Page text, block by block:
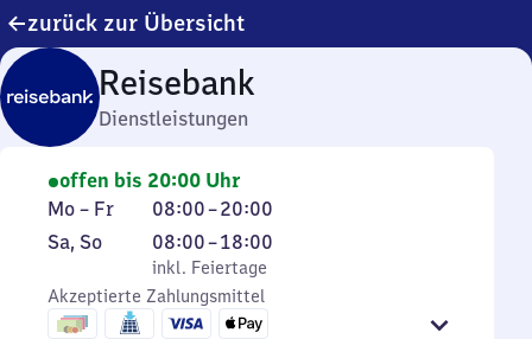
zurück zur Übersicht
Reisebank
Dienstleistungen
offen bis 20:00 Uhr
Montag
bis
Mo – Fr 08:00–20:00
Von
8
Uhr
bis
20
Samstag
Sonntag
Sa, So,
inkl. Feiertage
08:00–18:00
Von
8
Uhr
bis
inkl. Feiertage
Akzeptierte Zahlungsmittel